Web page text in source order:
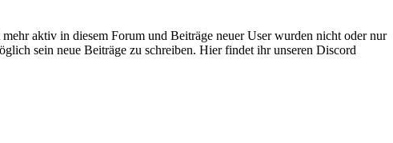
aktiv in diesem Forum und Beiträge neuer User wurden nicht oder nur
sein neue Beiträge zu schreiben. Hier findet ihr unseren Discord